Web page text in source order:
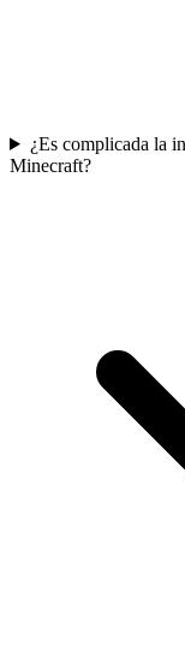
¿Es complicada la
Minecraft?